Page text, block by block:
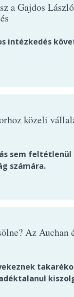
a Gajdos
intézkedés
közeli
sem feltétlenül
számára.
Az Auchan